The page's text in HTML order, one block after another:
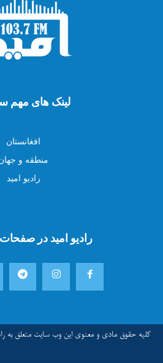
لینک های مهم
افغانستان
منطقه و
رادیو امید
رادیو امید در
کلیه حقوق مادی و معنوی این وب سایت متعلق به